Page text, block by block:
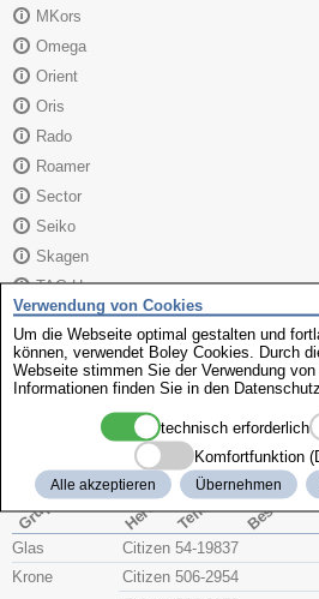
MKors
Omega
Orient
Oris
Rado
Roamer
Sector
Seiko
Skagen
TAG Heuer
Tissot
Zenith
Citizen 4-S04565
Gruppe HerstellerTeile-Nr.
Glas Citizen 54-19837
Krone
Citizen 506-2954
Verwendung von Cookies
Um die Webseite optimal gestalten und
können, verwendet Boley Cookies. Durch
Webseite stimmen Sie der Verwendung
Informationen finden Sie in den
technisch erforderlich
Komfortfunktion
Alle akzeptieren Übernehmen